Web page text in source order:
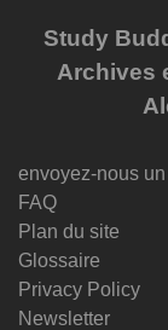
Study
Archives
envoyez-nous
FAQ
Plan du site
Glossaire
Privacy Policy
Newsletter